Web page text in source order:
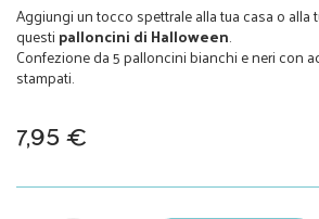
Aggiungi un tocco spettrale alla tua casa o alla
questi palloncini di Halloween.
Confezione da 5 palloncini bianchi e neri con
stampati.
7,95 €